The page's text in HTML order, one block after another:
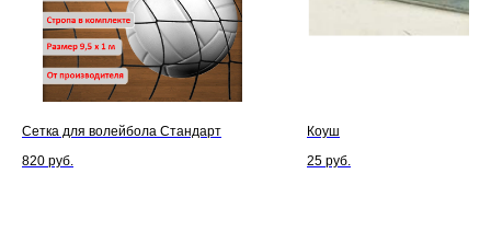
Сетка для волейбола Стандарт
820 руб.
Коуш
25 руб.